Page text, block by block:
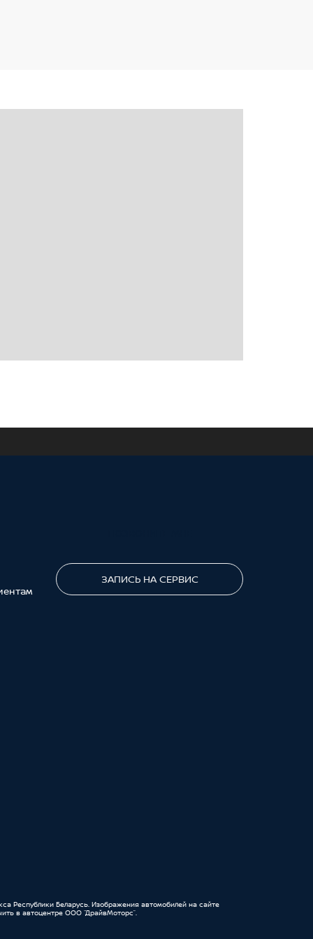
ЗАПИСЬ НА СЕРВИС
Республики Беларусь. Изображения автомобилей на сайте
в автоцентре ООО “ДрайвМоторс”.